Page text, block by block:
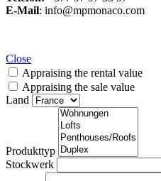
E-Mail: info@mpmonaco.com
Close
Appraising the rental value
Appraising the sale value
Land
Produkttyp
Stockwerk